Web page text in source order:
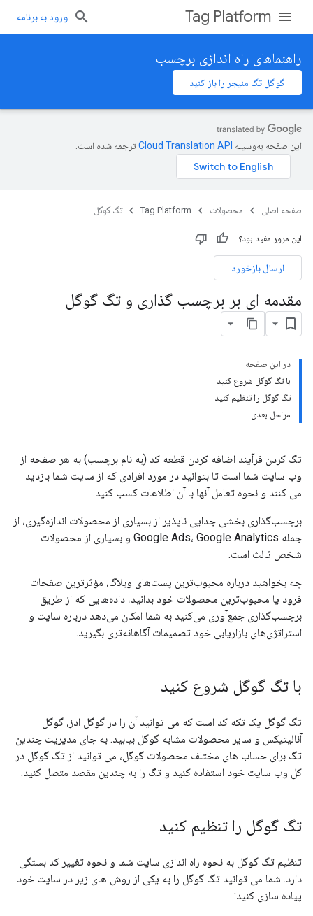
Tag Platform ورود به برنامه
راهنماهای راه اندازی برچسب
گوگل تگ منیجر را باز کنید
این صفحه به‌وسیله ترجمه شده است.
صفحه اصلی محصولات Tag Platform تگ گوگل
این مرور مفید بود؟
ارسال بازخورد
مقدمه ای بر برچسب گذاری و تگ گوگل
در این صفحه
با تگ گوگل شروع کنید
تگ گوگل را تنظیم کنید
مراحل بعدی
تگ کردن فرآیند اضافه کردن قطعه کد (به نام برچسب) به هر صفحه از
وب سایت شما است تا بتوانید در مورد افرادی که از سایت شما بازدید
می کنند و نحوه تعامل آنها با آن اطلاعات کسب کنید.
برچسب‌گذاری بخشی جدایی ناپذیر از بسیاری از محصولات اندازه‌گیری، از
جمله Google Ads، Google Analytics و بسیاری از محصولات
شخص ثالث است.
چه بخواهید درباره محبوب‌ترین پست‌های وبلاگ، مؤثرترین صفحات
فرود یا محبوب‌ترین محصولات خود بدانید، داده‌هایی که از طریق
برچسب‌گذاری جمع‌آوری می‌کنید به شما امکان می‌دهد درباره سایت و
استراتژی‌های بازاریابی خود تصمیمات آگاهانه‌تری بگیرید.
با تگ گوگل شروع کنید
تگ گوگل یک تکه کد است که می توانید آن را در گوگل ادز، گوگل
آنالیتیکس و سایر محصولات مشابه گوگل بیابید. به جای مدیریت چندین
تگ برای حساب های مختلف محصولات گوگل، می توانید از تگ گوگل در
کل وب سایت خود استفاده کنید و تگ را به چندین مقصد متصل کنید.
تگ گوگل را تنظیم کنید
تنظیم تگ گوگل به نحوه راه اندازی سایت شما و نحوه تغییر کد بستگی
دارد. شما می توانید تگ گوگل را به یکی از روش های زیر در سایت خود
پیاده سازی کنید: